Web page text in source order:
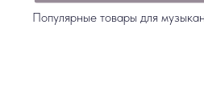
Популярные товары для